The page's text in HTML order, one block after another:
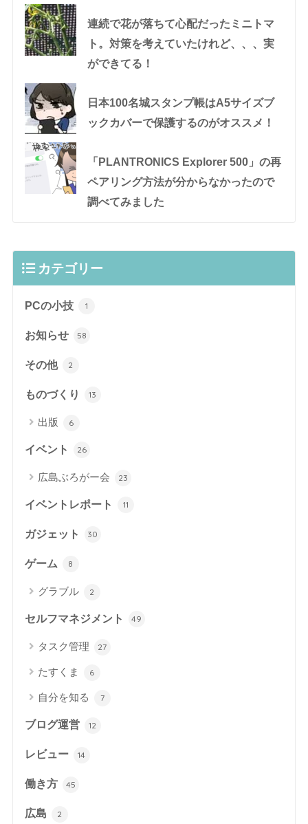
連続で花が落ちて心配だったミニトマ
ト。対策を考えていたけれど、、、実
ができてる！
日本100名城スタンプ帳はA5サイズブ
ックカバーで保護するのがオススメ！
「PLANTRONICS Explorer 500」の再
ペアリング方法が分からなかったので
調べてみました
カテゴリー
PCの小技 1
お知らせ 58
その他 2
ものづくり 13
出版 6
イベント 26
広島ぶろがー会 23
イベントレポート 11
ガジェット 30
ゲーム 8
グラブル 2
セルフマネジメント 49
タスク管理 27
たすくま 6
自分を知る 7
ブログ運営 12
レビュー 14
働き方 45
広島 2